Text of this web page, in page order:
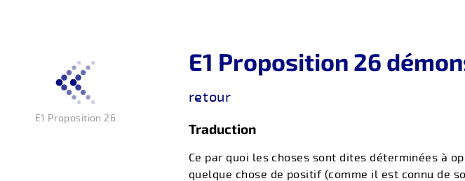
E1 Proposition 26
E1 Proposition 26
retour
Traduction
Ce par quoi les choses sont dites déterminées à
quelque chose de positif (comme il est connu de